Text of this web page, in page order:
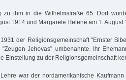
zu ihm in die Wilhelmstraße 65. Dort
1914 und Margarete Helene am 1. August
der Religionsgemeinschaft "Ernster
Jehovas” umbenannte. Ihr
Einstellung zu der Religionsgemeinschaft
war der nordamerikanische